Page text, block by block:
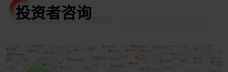
投资者咨询
INVESTOR INQUIRIES